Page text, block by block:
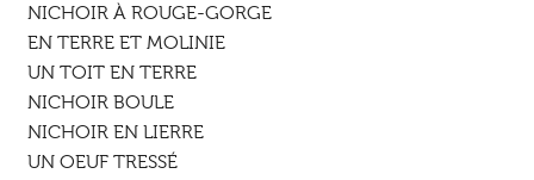
NICHOIR À ROUGE-GORGE
EN TERRE ET MOLINIE
UN TOIT EN TERRE
NICHOIR BOULE
NICHOIR EN LIERRE
UN OEUF TRESSÉ